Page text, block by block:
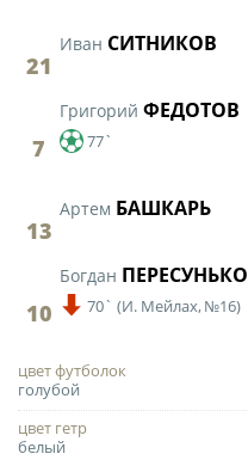
21
Иван СИТНИКОВ
7
Григорий ФЕДОТОВ
77`
13
Артем БАШКАРЬ
10
Богдан ПЕРЕСУНЬКО
70` (И. Мейлах, №16)
цвет футболок
голубой
цвет гетр
белый